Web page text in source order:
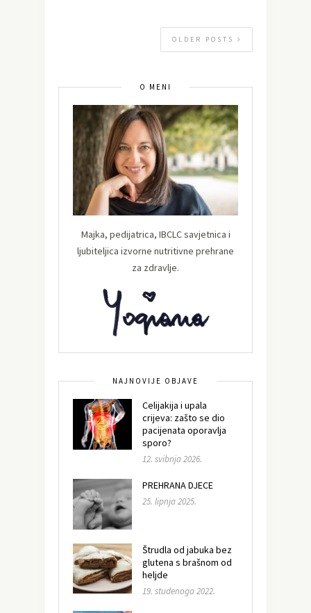
OLDER POSTS
O MENI
Majka, pedijatrica, IBCLC savjetnica i
ljubiteljica izvorne nutritivne prehrane
za zdravlje.
NAJNOVIJE OBJAVE
Celijakija i upala
crijeva: zašto se dio
pacijenata oporavlja
sporo?
12. svibnja 2026.
PREHRANA DJECE
25. lipnja 2025.
Štrudla od jabuka bez
glutena s brašnom od
heljde
19. studenoga 2022.